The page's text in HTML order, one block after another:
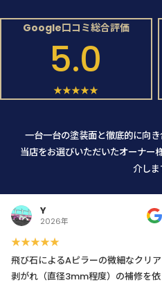
Google口コミ総合評価
5.0
★★★★★
一台一台の塗装面と徹底的に向き
当店をお選びいただいたオーナー
介しま
Y
2026年
★★★★★
飛び石によるAピラーの微細なクリア
剥がれ（直径3mm程度）の補修を依